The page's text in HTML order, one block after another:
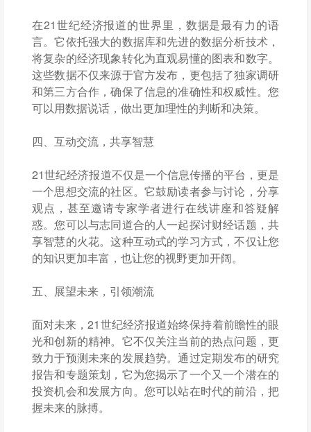
在21世纪经济报道的世界里，数据是最有力的语
言。它依托强大的数据库和先进的数据分析技术，
将复杂的经济现象转化为直观易懂的图表和数字。
这些数据不仅来源于官方发布，更包括了独家调研
和第三方合作，确保了信息的准确性和权威性。您
可以用数据说话，做出更加理性的判断和决策。
四、互动交流，共享智慧
21世纪经济报道不仅是一个信息传播的平台，更是
一个思想交流的社区。它鼓励读者参与讨论，分享
观点，甚至邀请专家学者进行在线讲座和答疑解
惑。您可以与志同道合的人一起探讨财经话题，共
享智慧的火花。这种互动式的学习方式，不仅让您
的知识更加丰富，也让您的视野更加开阔。
五、展望未来，引领潮流
面对未来，21世纪经济报道始终保持着前瞻性的眼
光和创新的精神。它不仅关注当前的热点问题，更
致力于预测未来的发展趋势。通过定期发布的研究
报告和专题策划，它为您揭示了一个又一个潜在的
投资机会和发展方向。您可以站在时代的前沿，把
握未来的脉搏。